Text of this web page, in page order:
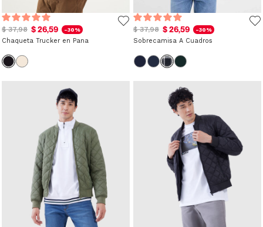
$ 37,98 $ 26,59 -30%
Chaqueta Trucker en Pana
$ 37,98 $ 26,59 -30%
Sobrecamisa A Cuadros